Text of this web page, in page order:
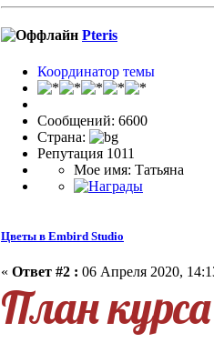
Pteris
Координатор темы
Сообщений: 6600
Страна:
Репутация 1011
Мое имя: Татьяна
Цветы в Embird Studio
« Ответ #2 : 06 Апреля 2020,
План курса